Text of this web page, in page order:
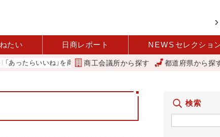
たい 日商レポート NEWS セレクショ
ったらいいね」を商品化 視点を変えて壁を越える女性経営者 西谷
商工会議所から探す 都道府県から探
検索